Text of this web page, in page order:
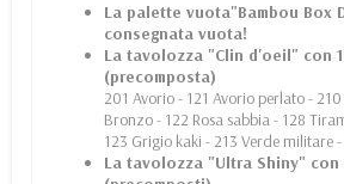
La palette vuota"Bambou Box
consegnata vuota!
La tavolozza "Clin d'oeil" con
(precomposta)
201 Avorio - 121 Avorio perlato -
Bronzo - 122 Rosa sabbia - 128
123 Grigio kaki - 213 Verde militare
La tavolozza "Ultra Shiny" con